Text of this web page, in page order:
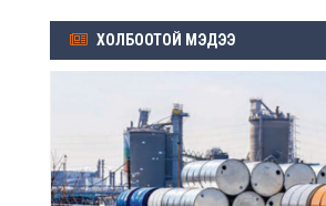
ХОЛБООТОЙ МЭДЭЭ